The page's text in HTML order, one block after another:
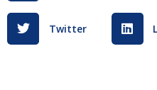
Twitter